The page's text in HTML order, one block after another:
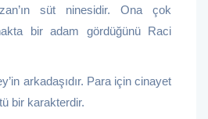
süt ninesidir. Ona çok
bir adam gördüğünü Raci
arkadaşıdır. Para için cinayet
bir karakterdir.